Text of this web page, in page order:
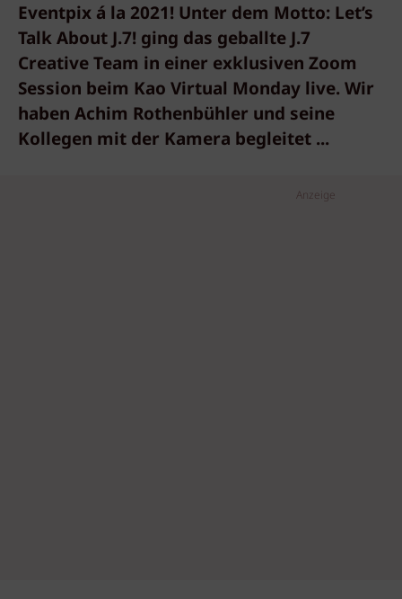
Eventpix á la 2021! Unter dem Motto: Let’s
Talk About J.7! ging das geballte J.7
Creative Team in einer exklusiven Zoom
Session beim Kao Virtual Monday live. Wir
haben Achim Rothenbühler und seine
Kollegen mit der Kamera begleitet ...
Anzeige